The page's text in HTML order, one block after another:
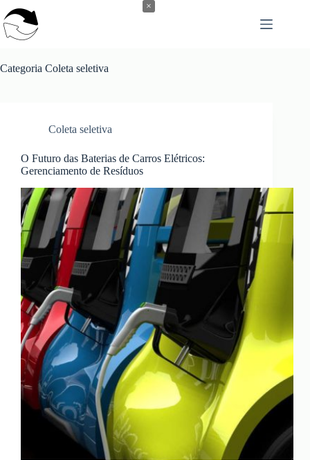
para
o
conteúdo
Categoria Coleta seletiva
Coleta seletiva
O Futuro das Baterias de Carros Elétricos:
Gerenciamento de Resíduos
×